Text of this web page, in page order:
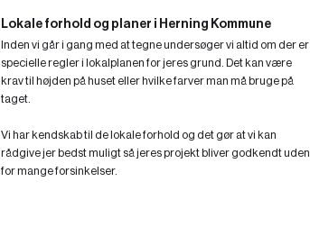
Lokale forhold og planer i Herning Kommune
Inden vi går i gang med at tegne undersøger vi altid om der er
specielle regler i lokalplanen for jeres grund. Det kan være
krav til højden på huset eller hvilke farver man må bruge på
taget.
Vi har kendskab til de lokale forhold og det gør at vi kan
rådgive jer bedst muligt så jeres projekt bliver godkendt uden
for mange forsinkelser.